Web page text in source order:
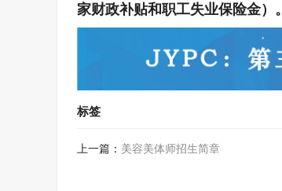
家财政补贴和职工失业保险金）。
标签
上一篇： 美容美体师招生简章